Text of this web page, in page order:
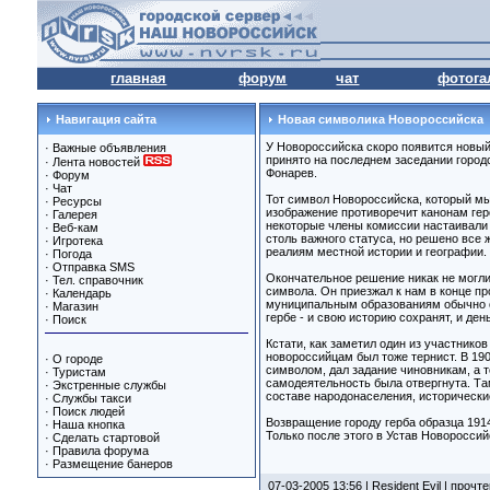
главная форум чат
Навигация сайта
· Важные объявления
· Лента новостей
· Форум
· Чат
· Ресурсы
· Галерея
· Веб-кам
· Игротека
· Погода
· Отправка SMS
· Тел. справочник
· Календарь
· Магазин
· Поиск
· О городе
· Туристам
· Экстренные службы
· Службы такси
· Поиск людей
· Наша кнопка
· Сделать стартовой
· Правила форума
· Размещение банеров
Новая символика Новороссийска
У Новороссийска скоро появится
принято на последнем заседании
Фонарев.
Тот символ Новороссийска, который
изображение противоречит канонам
некоторые члены комиссии настаивали
столь важного статуса, но решено
реалиям местной истории и географии.
Окончательное решение никак не
символа. Он приезжал к нам в конце
муниципальным образованиям обычно
гербе - и свою историю сохранят, и
Кстати, как заметил один из
новороссийцам был тоже тернист. В
символом, дал задание чиновникам, а
самодеятельность была отвергнута.
составе народонаселения,
Возвращение городу герба образца
Только после этого в Устав
07-03-2005 13:56 | Resident Evil|